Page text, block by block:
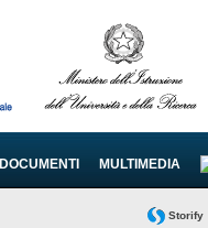
DOCUMENTI MULTIMEDIA
Storify